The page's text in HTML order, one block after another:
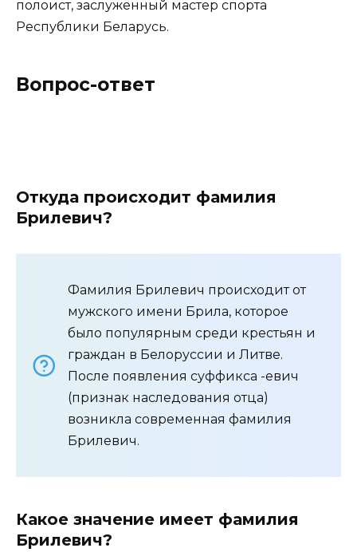
полоист, заслуженный мастер спорта
Республики Беларусь.
Вопрос-ответ
Откуда происходит фамилия
Брилевич?
Фамилия Брилевич происходит от
мужского имени Брила, которое
было популярным среди крестьян и
граждан в Белоруссии и Литве.
После появления суффикса -евич
(признак наследования отца)
возникла современная фамилия
Брилевич.
Какое значение имеет фамилия
Брилевич?